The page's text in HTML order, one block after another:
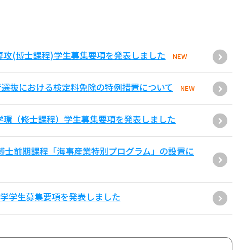
(博士課程)学生募集要項を発表しました NEW
抜における検定料免除の特例措置について NEW
（修士課程）学生募集要項を発表しました
前期課程「海事産業特別プログラム」の設置に
学生募集要項を発表しました